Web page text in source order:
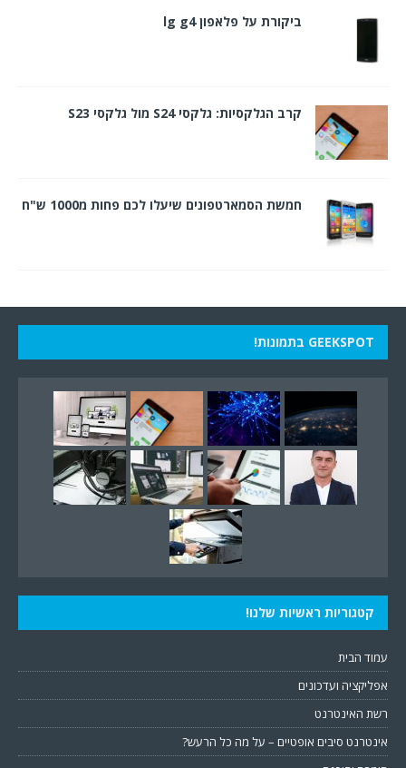
ביקורת על פלאפון lg g4
קרב הגלקסיות: גלקסי S24 מול גלקסי S23
חמשת הסמארטפונים שיעלו לכם פחות מ1000 ש"ח
GEEKSPOT בתמונות!
קטגוריות ראשיות שלנו!
עמוד הבית
אפליקציה ועדכונים
רשת האינטרנט
אינטרנט סיבים אופטיים – על מה כל הרעש?